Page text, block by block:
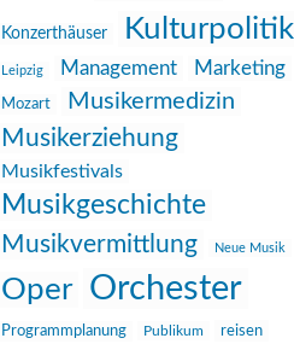
Konzerthäuser Kulturpolitik
Leipzig Management Marketing
Mozart Musikermedizin
Musikerziehung
Musikfestivals
Musikgeschichte
Musikvermittlung Neue Musik
Oper Orchester
Programmplanung Publikum reisen